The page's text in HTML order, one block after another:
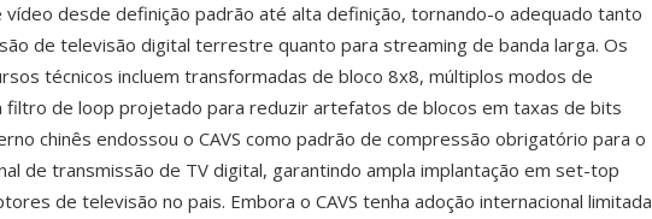
vídeo desde definição padrão até alta definição, tornando-o adequado tanto
de televisão digital terrestre quanto para streaming de banda larga. Os
técnicos incluem transformadas de bloco 8x8, múltiplos modos de
filtro de loop projetado para reduzir artefatos de blocos em taxas de bits
chinês endossou o CAVS como padrão de compressão obrigatório para o
de transmissão de TV digital, garantindo ampla implantação em set-top
de televisão no pais. Embora o CAVS tenha adoção internacional limitada